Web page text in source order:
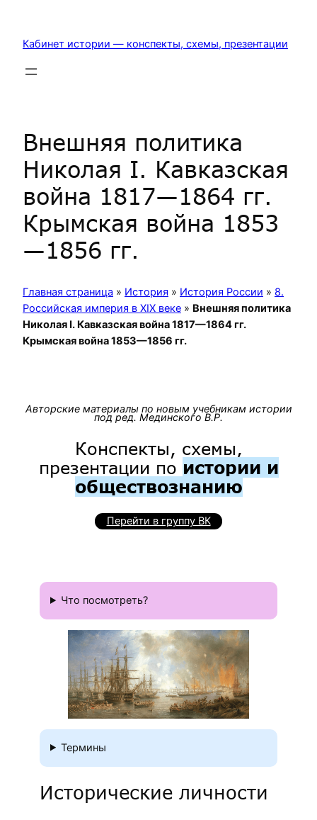
содержимому
Кабинет истории — конспекты, схемы, презентации
Внешняя политика
Николая I. Кавказская
война 1817—1864 гг.
Крымская война 1853
—1856 гг.
Главная страница » История » История России » 8.
Российская империя в XIX веке » Внешняя политика
Николая I. Кавказская война 1817—1864 гг.
Крымская война 1853—1856 гг.
Авторские материалы по новым учебникам истории
под ред. Мединского В.Р.
Конспекты, схемы,
презентации по истории и
обществознанию
Перейти в группу ВК
Что посмотреть?
Термины
Исторические личности